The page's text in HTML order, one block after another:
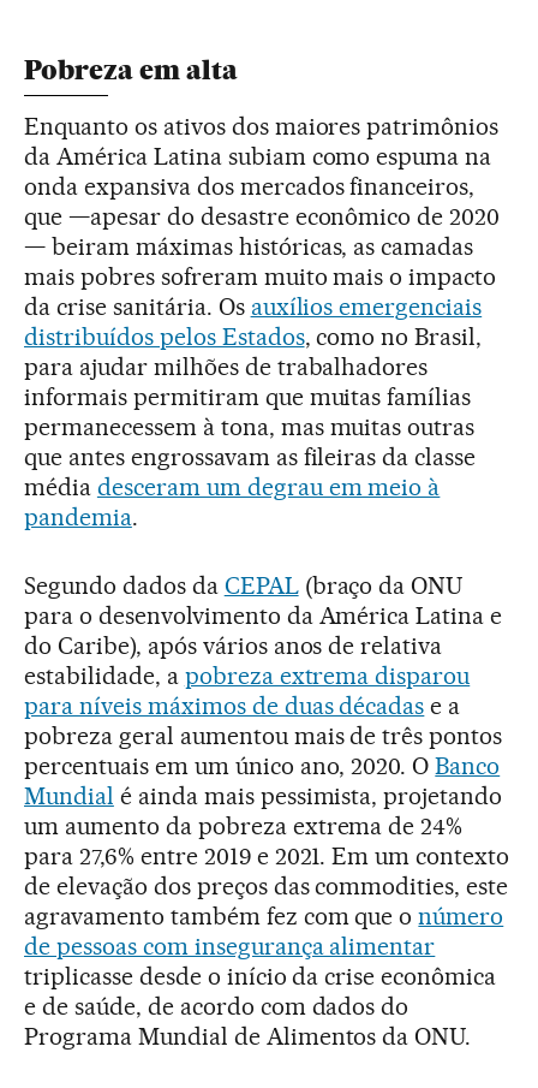
Pobreza em alta
Enquanto os ativos dos maiores patrimônios
da América Latina subiam como espuma na
onda expansiva dos mercados financeiros,
que —apesar do desastre econômico de 2020
— beiram máximas históricas, as camadas
mais pobres sofreram muito mais o impacto
da crise sanitária. Os auxílios emergenciais
distribuídos pelos Estados, como no Brasil,
para ajudar milhões de trabalhadores
informais permitiram que muitas famílias
permanecessem à tona, mas muitas outras
que antes engrossavam as fileiras da classe
média desceram um degrau em meio à
pandemia.
Segundo dados da CEPAL(braço da ONU
para o desenvolvimento da América Latina e
do Caribe), após vários anos de relativa
estabilidade, a pobreza extrema disparou
para níveis máximos de duas décadas e a
pobreza geral aumentou mais de três pontos
percentuais em um único ano, 2020. OBanco
Mundial é ainda mais pessimista, projetando
um aumento da pobreza extrema de 24%
para 27,6% entre 2019 e 2021. Em um contexto
de elevação dos preços das commodities, este
agravamento também fez com que onúmero
de pessoas com insegurança alimentar
triplicasse desde o início da crise econômica
e de saúde, de acordo com dados do
Programa Mundial de Alimentos da ONU.